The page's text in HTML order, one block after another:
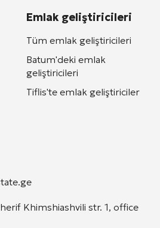
Emlak geliştiricileri
Tüm emlak geliştiricileri
Batum'deki emlak
geliştiricileri
Tiflis'te emlak geliştiriciler
Khimshiashvili str. 1, office